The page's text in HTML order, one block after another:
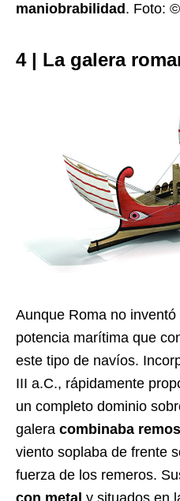
maniobrabilidad . Foto:
4 | La galera
Aunque Roma no inventó
potencia marítima que
este tipo de navíos.
III a.C., rápidamente
un completo dominio
galera combinaba
viento soplaba de frente
fuerza de los remeros.
con metal y situados en